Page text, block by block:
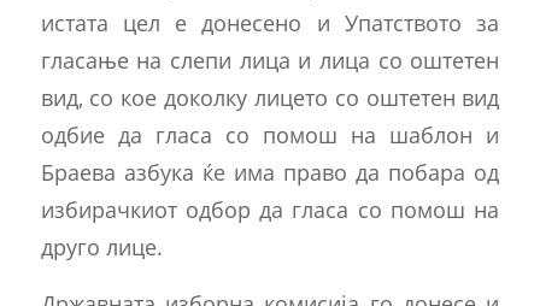
истата цел е донесено и Упатството за
гласање на слепи лица и лица со оштетен
вид, со кое доколку лицето со оштетен вид
одбие да гласа со помош на шаблон и
Браева азбука ќе има право да побара од
избирачкиот одбор да гласа со помош на
друго лице.